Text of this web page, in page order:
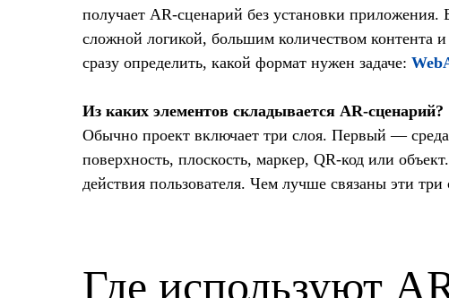
получает AR-сценарий без установки
сложной логикой, большим количеством контента
сразу определить, какой формат нужен задаче:
Из каких элементов складывается AR-сценарий?
Обычно проект включает три слоя. Первый —
поверхность, плоскость, маркер, QR-код или
действия пользователя. Чем лучше связаны эти
Где используют